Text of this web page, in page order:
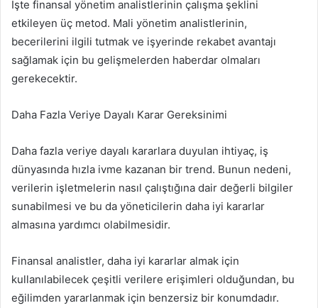
İşte finansal yönetim analistlerinin çalışma şeklini
etkileyen üç metod. Mali yönetim analistlerinin,
becerilerini ilgili tutmak ve işyerinde rekabet avantajı
sağlamak için bu gelişmelerden haberdar olmaları
gerekecektir.
Daha Fazla Veriye Dayalı Karar Gereksinimi
Daha fazla veriye dayalı kararlara duyulan ihtiyaç, iş
dünyasında hızla ivme kazanan bir trend. Bunun nedeni,
verilerin işletmelerin nasıl çalıştığına dair değerli bilgiler
sunabilmesi ve bu da yöneticilerin daha iyi kararlar
almasına yardımcı olabilmesidir.
Finansal analistler, daha iyi kararlar almak için
kullanılabilecek çeşitli verilere erişimleri olduğundan, bu
eğilimden yararlanmak için benzersiz bir konumdadır.